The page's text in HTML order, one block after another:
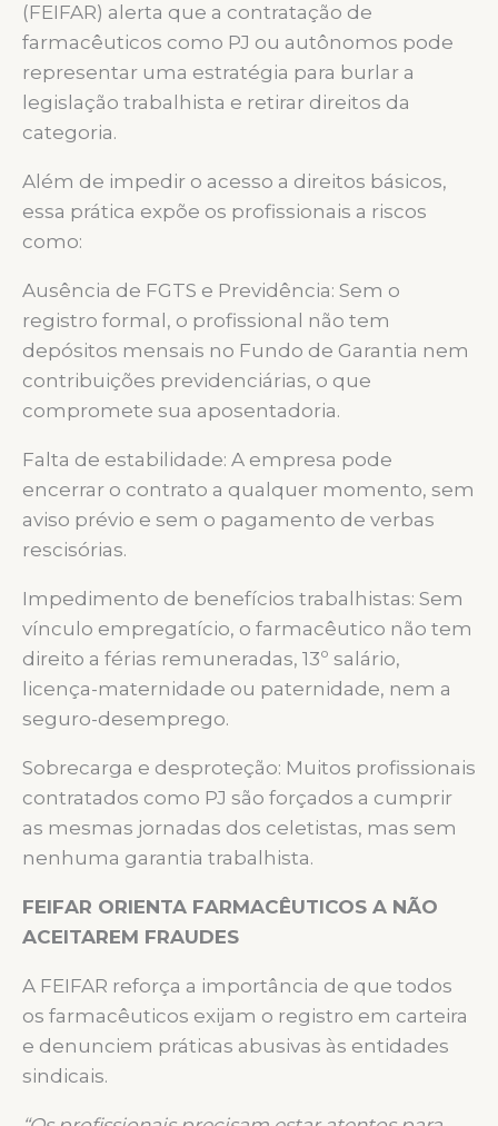
(FEIFAR) alerta que a contratação de
farmacêuticos como PJ ou autônomos pode
representar uma estratégia para burlar a
legislação trabalhista e retirar direitos da
categoria.
Além de impedir o acesso a direitos básicos,
essa prática expõe os profissionais a riscos
como:
Ausência de FGTS e Previdência: Sem o
registro formal, o profissional não tem
depósitos mensais no Fundo de Garantia nem
contribuições previdenciárias, o que
compromete sua aposentadoria.
Falta de estabilidade: A empresa pode
encerrar o contrato a qualquer momento, sem
aviso prévio e sem o pagamento de verbas
rescisórias.
Impedimento de benefícios trabalhistas: Sem
vínculo empregatício, o farmacêutico não tem
direito a férias remuneradas, 13º salário,
licença-maternidade ou paternidade, nem a
seguro-desemprego.
Sobrecarga e desproteção: Muitos profissionais
contratados como PJ são forçados a cumprir
as mesmas jornadas dos celetistas, mas sem
nenhuma garantia trabalhista.
FEIFAR ORIENTA FARMACÊUTICOS A NÃO
ACEITAREM FRAUDES
A FEIFAR reforça a importância de que todos
os farmacêuticos exijam o registro em carteira
e denunciem práticas abusivas às entidades
sindicais.